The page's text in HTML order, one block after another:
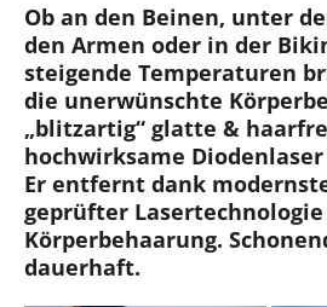
Ob an den Beinen, unter
den Armen oder in der
steigende Temperaturen
die unerwünschte
„blitzartig“ glatte &
hochwirksame
Er entfernt dank
geprüfter
Körperbehaarung.
dauerhaft.